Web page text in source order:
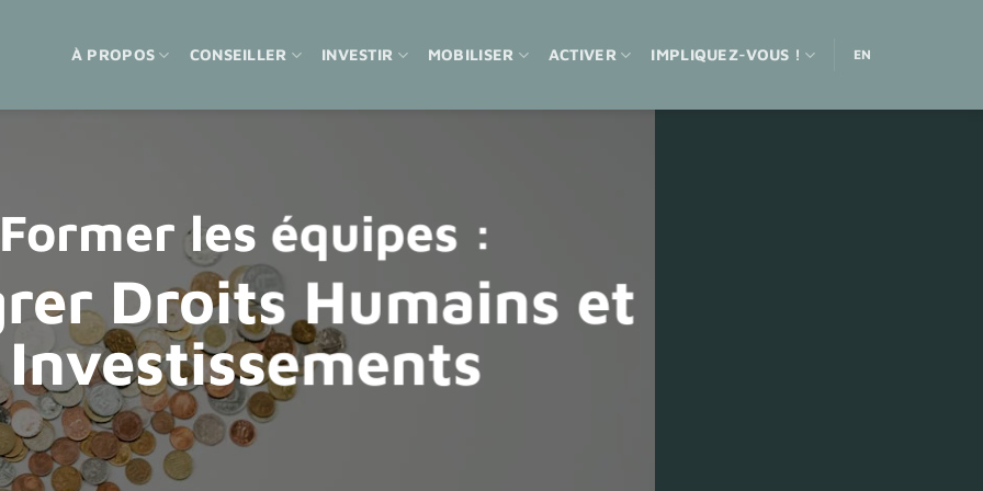
À PROPOS CONSEILLER INVESTIR MOBILISER ACTIVER IMPLIQUEZ-VOUS ! EN
Former les équipes :
Droits Humains et
Investissements